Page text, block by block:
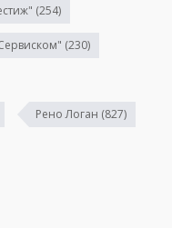
(254)
(230)
Рено Логан (827)